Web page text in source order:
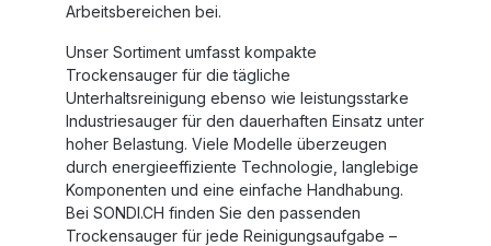
Arbeitsbereichen bei.
Unser Sortiment umfasst kompakte
Trockensauger für die tägliche
Unterhaltsreinigung ebenso wie leistungsstarke
Industriesauger für den dauerhaften Einsatz unter
hoher Belastung. Viele Modelle überzeugen
durch energieeffiziente Technologie, langlebige
Komponenten und eine einfache Handhabung.
Bei SONDI.CH finden Sie den passenden
Trockensauger für jede Reinigungsaufgabe –